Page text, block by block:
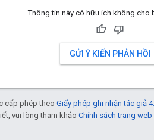
Thông tin này có hữu ích không cho
GỬI Ý KIẾN PHẢN HỒI
cấp phép theo Giấy phép ghi nhận tác giả
vui lòng tham khảo Chính sách trang